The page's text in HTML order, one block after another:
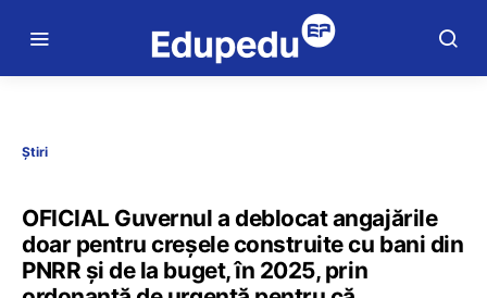
Știri
OFICIAL Guvernul a deblocat angajările
doar pentru creșele construite cu bani din
PNRR și de la buget, în 2025, prin